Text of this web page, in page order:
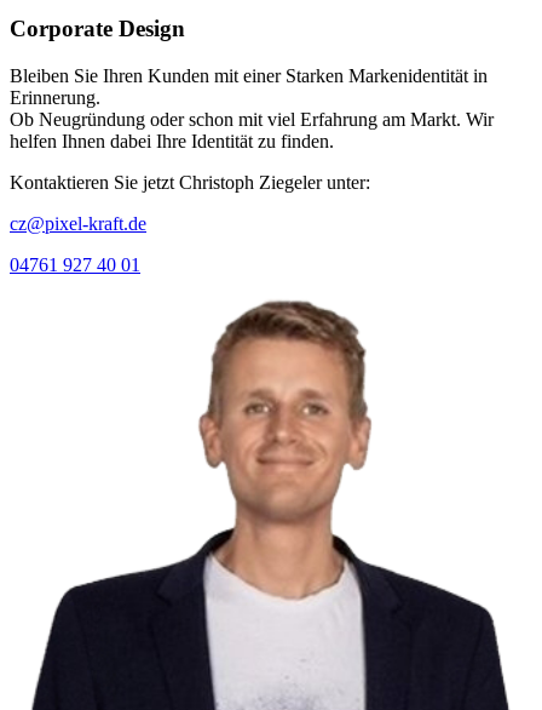
Corporate Design
Bleiben Sie Ihren Kunden mit einer Starken Markenidentität in
Erinnerung.
Ob Neugründung oder schon mit viel Erfahrung am Markt. Wir
helfen Ihnen dabei Ihre Identität zu finden.
Kontaktieren Sie jetzt Christoph Ziegeler unter:
cz@pixel-kraft.de
04761 927 40 01